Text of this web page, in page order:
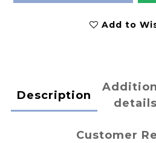
Add to
Description
details
Customer